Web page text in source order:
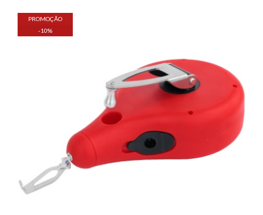
PROMOÇÃO
-10%